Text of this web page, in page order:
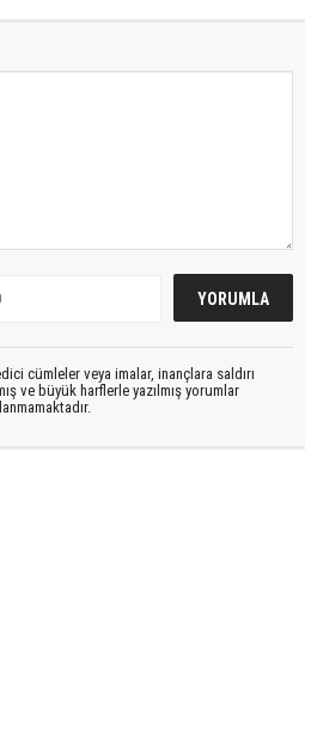
cümleler veya imalar, inançlara saldırı
ve büyük harflerle yazılmış yorumlar